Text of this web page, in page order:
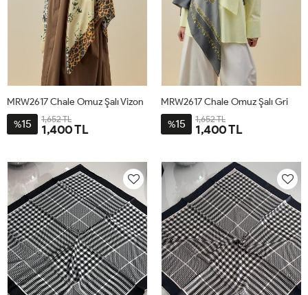
MRW2617 Chale Omuz Şalı Vizon
%15 1,652 TL
1,400 TL
MRW2617 Chale Omuz Şalı Gri
%15 1,652 TL
1,400 TL